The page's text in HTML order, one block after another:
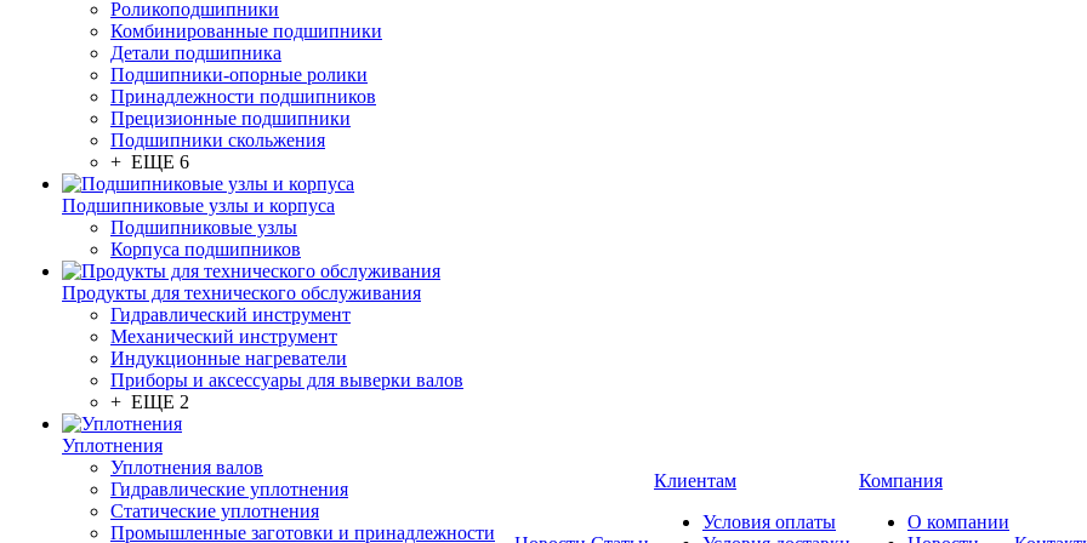
Роликоподшипники
Комбинированные подшипники
Детали подшипника
Подшипники-опорные ролики
Принадлежности подшипников
Прецизионные подшипники
Подшипники скольжения
+ ЕЩЕ 6
Подшипниковые узлы и корпуса
Подшипниковые узлы
Корпуса подшипников
Продукты для технического обслуживания
Гидравлический инструмент
Механический инструмент
Индукционные нагреватели
Приборы и аксессуары для выверки валов
+ ЕЩЕ 2
Уплотнения
Уплотнения валов
Гидравлические уплотнения
Статические уплотнения
Промышленные заготовки и принадлежности
Клиентам
Условия оплаты
Компания
О компании